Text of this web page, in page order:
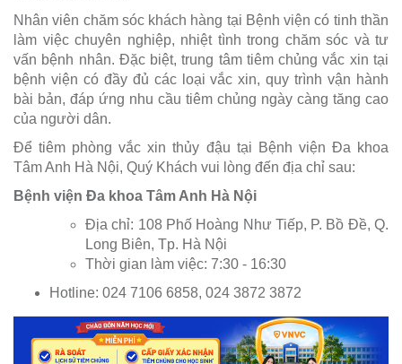
Nhân viên chăm sóc khách hàng tại Bệnh viện có tinh thần
làm việc chuyên nghiệp, nhiệt tình trong chăm sóc và tư
vấn bệnh nhân. Đặc biệt, trung tâm tiêm chủng vắc xin tại
bệnh viện có đầy đủ các loại vắc xin, quy trình vận hành
bài bản, đáp ứng nhu cầu tiêm chủng ngày càng tăng cao
của người dân.
Để tiêm phòng vắc xin thủy đậu tại Bệnh viện Đa khoa
Tâm Anh Hà Nội, Quý Khách vui lòng đến địa chỉ sau:
Bệnh viện Đa khoa Tâm Anh Hà Nội
Địa chỉ: 108 Phố Hoàng Như Tiếp, P. Bồ Đề, Q.
Long Biên, Tp. Hà Nội
Thời gian làm việc: 7:30 - 16:30
Hotline: 024 7106 6858, 024 3872 3872